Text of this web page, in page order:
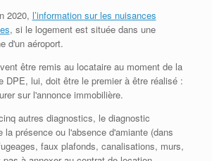
2020, l’information sur les nuisances
, si le logement est située dans une
d'un aéroport.
être remis au locataire au moment de la
DPE, lui, doit être le premier à être réalisé :
sur l'annonce immobilière.
autres diagnostics, le diagnostic
la présence ou l'absence d'amiante (dans
faux plafonds, canalisations, murs,